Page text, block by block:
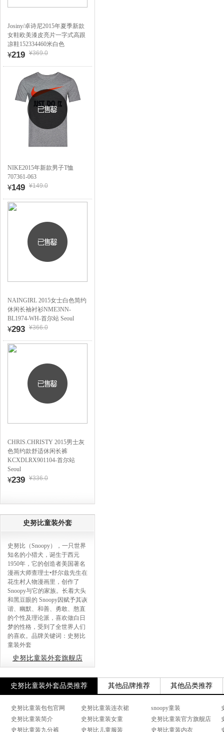
Josiny/卓诗尼2015年夏季新款
女鞋欧美漆皮亮片一字式高跟
凉鞋152334460米白色
¥219 ¥369.0
NIKE2015年新款男子T恤
707361-063
¥149 ¥149.0
NAINGIRL 2015女士白色简约
休闲长袖衬衫NME3NN-
BL1974-WH-首尔站 Seoul
¥293 ¥366.0
CHRIS.CHRISTY 2015男士灰
色简约款舒适休闲长裤
KCXDLRX901104-首尔站
Seoul
¥239 ¥336.0
史努比童装外套
史努比（Snoopy），一只世界
知名的小猎犬，诞生于西元
1950年，它的创造者美国著名
漫画大师查理士•舒尔兹先生在
花生村人物漫画里，创作了
Snoopy与它的家族。长着大头
和黑豆眼的 Snoopy因赋予其诙
谐、幽默、和善、勇敢、憨直
的个性及理论派，喜欢做白日
梦的性格，受到了全世界人们
的喜欢。品牌关键词：史努比
童装外套
史努比童装外套旗舰店
史努比童装外套品类推荐 其他品牌推荐 其他品类推荐
史努比童装包包官网 史努比童装连衣裙 snoopy童装
史努比童装简介
史努比童装女童 史努比童装官方旗舰店
史努比童装九分裤
史努比儿童服装 史努比童装内衣